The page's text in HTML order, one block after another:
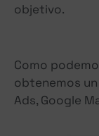
objetivo.
Como
obtenemos
Ads, Google